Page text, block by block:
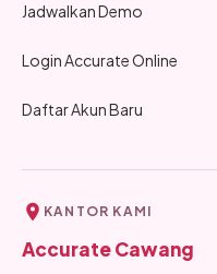
Jadwalkan Demo
Login Accurate Online
Daftar Akun Baru
KANTOR KAMI
Accurate Cawang